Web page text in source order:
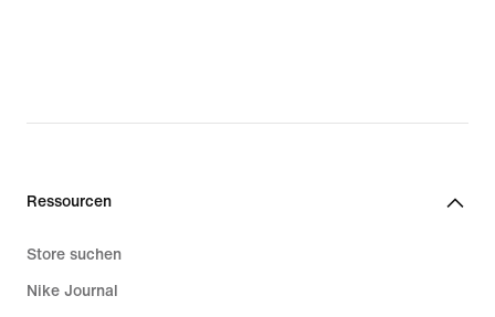
Ressourcen
Store suchen
Nike Journal